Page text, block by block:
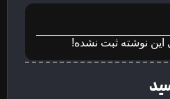
این نوشته ثبت نشده!